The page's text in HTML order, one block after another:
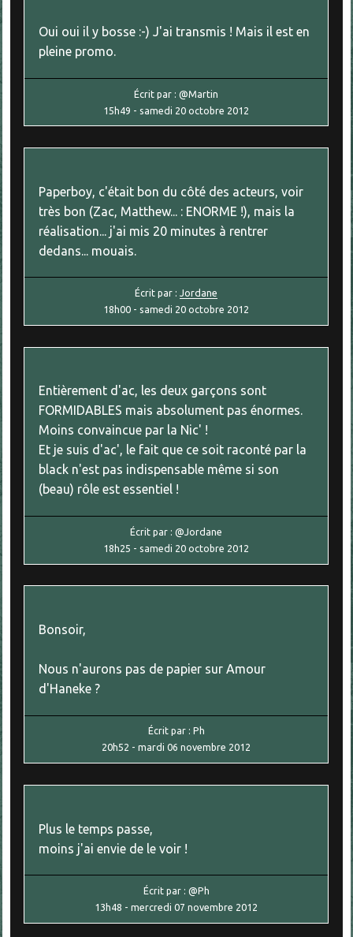
Oui oui il y bosse :-) J'ai transmis ! Mais il est en
pleine promo.
Écrit par :@Martin
15h49 - samedi 20 octobre 2012
Paperboy, c'était bon du côté des acteurs, voir
très bon (Zac, Matthew... : ENORME !), mais la
réalisation... j'ai mis 20 minutes à rentrer
dedans... mouais.
Écrit par :Jordane
18h00 - samedi 20 octobre 2012
Entièrement d'ac, les deux garçons sont
FORMIDABLES mais absolument pas énormes.
Moins convaincue par la Nic' !
Et je suis d'ac', le fait que ce soit raconté par la
black n'est pas indispensable même si son
(beau) rôle est essentiel !
Écrit par :@Jordane
18h25 - samedi 20 octobre 2012
Bonsoir,
Nous n'aurons pas de papier sur Amour
d'Haneke ?
Écrit par : Ph
20h52 -mardi 06 novembre 2012
Plus le temps passe,
moins j'ai envie de le voir !
Écrit par : @Ph
13h48 -mercredi 07 novembre 2012